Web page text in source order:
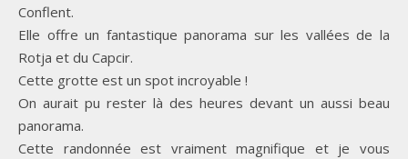
Conflent.
Elle offre un fantastique panorama sur les vallées de la
Rotja et du Capcir.
Cette grotte est un spot incroyable !
On aurait pu rester là des heures devant un aussi beau
panorama.
Cette randonnée est vraiment magnifique et je vous